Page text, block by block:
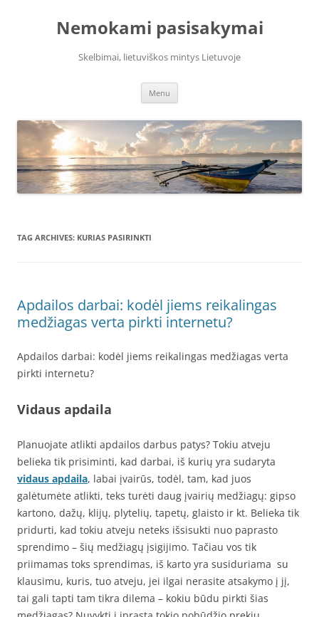
Nemokami pasisakymai
Skelbimai, lietuviškos mintys Lietuvoje
Menu
TAG ARCHIVES: KURIAS PASIRINKTI
Apdailos darbai: kodėl jiems reikalingas
medžiagas verta pirkti internetu?
Apdailos darbai: kodėl jiems reikalingas medžiagas verta
pirkti internetu?
Vidaus apdaila
Planuojate atlikti apdailos darbus patys? Tokiu atveju
belieka tik prisiminti, kad darbai, iš kurių yra sudaryta
vidaus apdaila, labai įvairūs, todėl, tam, kad juos
galėtumėte atlikti, teks turėti daug įvairių medžiagų: gipso
kartono, dažų, klijų, plytelių, tapetų, glaisto ir kt. Belieka tik
pridurti, kad tokiu atveju neteks išsisukti nuo paprasto
sprendimo – šių medžiagų įsigijimo. Tačiau vos tik
priimamas toks sprendimas, iš karto yra susiduriama su
klausimu, kuris, tuo atveju, jei ilgai nerasite atsakymo į jį,
tai gali tapti tam tikra dilema – kokiu būdu pirkti šias